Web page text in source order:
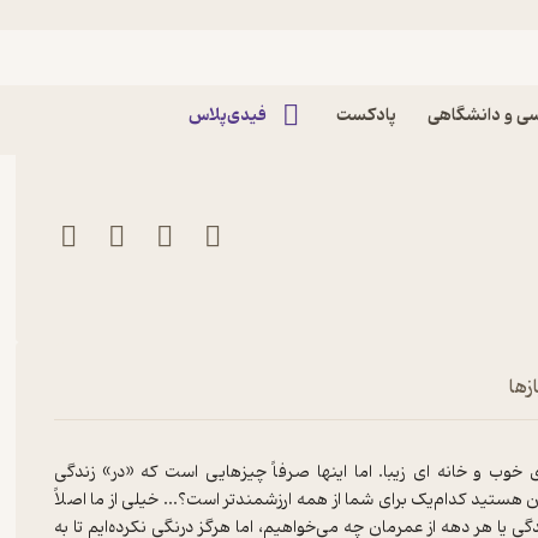
و دانشگاهی پادکست فیدی‌پلاس اثر ویلیام بی اروین
و خانه ای زیبا. اما اینها صرفاً چیزهایی است که «در» زندگی
کدام‌یک برای شما از همه ارزشمندتر است؟... خیلی از ما اصلاً
هر دهه از عمرمان چه می‌خواهیم، اما هرگز درنگی نکرده‌ایم تا به